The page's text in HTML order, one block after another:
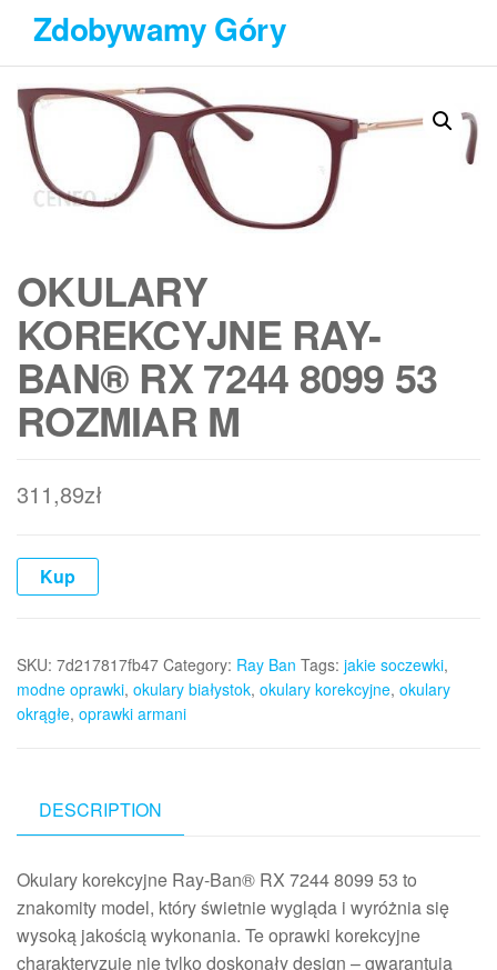
Przejdź
treści
Zdobywamy Góry
OKULARY
KOREKCYJNE RAY-
BAN® RX 7244 8099 53
ROZMIAR M
311,89zł
Kup
SKU: 7d217817fb47 Category: Ray Ban Tags: jakie soczewki,
modne oprawki, okulary białystok, okulary korekcyjne, okulary
okrągłe, oprawki armani
DESCRIPTION
Okulary korekcyjne Ray-Ban® RX 7244 8099 53 to
znakomity model, który świetnie wygląda i wyróżnia się
wysoką jakością wykonania. Te oprawki korekcyjne
charakteryzuje nie tylko doskonały design – gwarantują